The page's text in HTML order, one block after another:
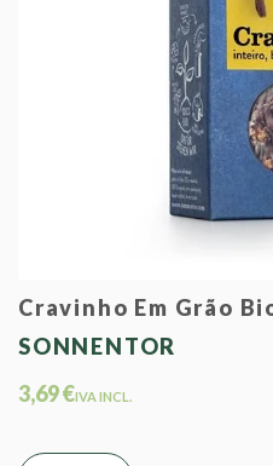
Cravinho Em Grão
SONNENTOR
3,69 €IVA INCL.